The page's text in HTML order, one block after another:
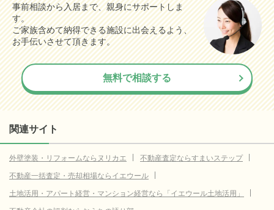
事前相談から入居まで、親身にサポートしま
す。
ご家族含めて納得できる施設に出会えるよう、
お手伝いさせて頂きます。
無料で相談する
関連サイト
外壁塗装・リフォームならヌリカエ
不動産査定ならすまいステップ
不動産一括査定・売却相場ならイエウール
土地活用・アパート経営・マンション経営なら「イエウール土地活用」